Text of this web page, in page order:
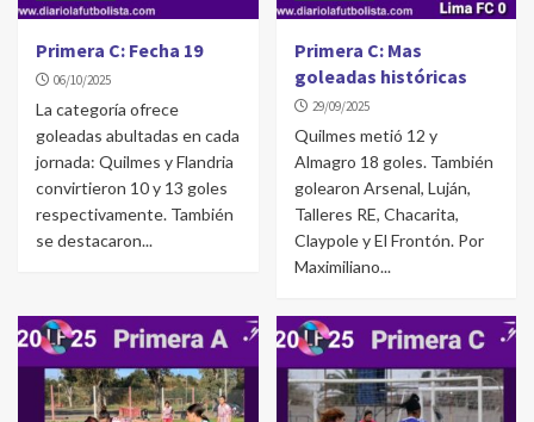
Primera C: Fecha 19
06/10/2025
La categoría ofrece
goleadas abultadas en cada
jornada: Quilmes y Flandria
convirtieron 10 y 13 goles
respectivamente. También
se destacaron...
Primera C: Mas
goleadas históricas
29/09/2025
Quilmes metió 12 y
Almagro 18 goles. También
golearon Arsenal, Luján,
Talleres RE, Chacarita,
Claypole y El Frontón. Por
Maximiliano...